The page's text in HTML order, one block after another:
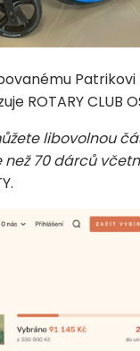
CLUB
libovolnou
než 70 dárců